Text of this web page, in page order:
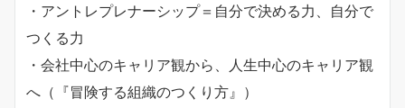
・アントレプレナーシップ＝自分で決める力、自分で
つくる力
・会社中心のキャリア観から、人生中心のキャリア観
へ（『冒険する組織のつくり方』）